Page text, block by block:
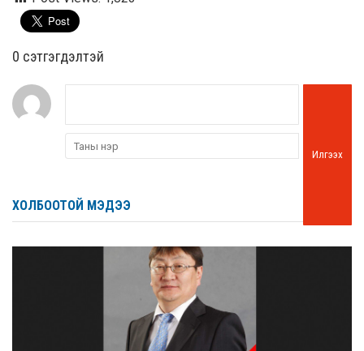
0 cэтгэгдэлтэй
Илгээх
ХОЛБООТОЙ МЭДЭЭ